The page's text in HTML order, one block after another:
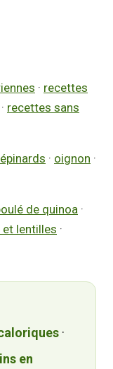
· recettes
· recettes sans
épinards · oignon ·
de quinoa ·
et lentilles ·
·
en